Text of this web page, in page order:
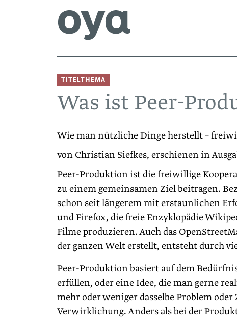
TITELTHEMA
Was ist Peer-
Wie man nützliche Dinge herstellt –
von Christian Siefkes, erschienen in
Peer-Produktion ist die freiwillige
zu einem gemeinsamen Ziel beitragen.
schon seit längerem mit erstaunlichen
und Firefox, die freie Enzyklopädie
Filme produzieren. Auch das
der ganzen Welt erstellt, entsteht durch
Peer-Produktion basiert auf dem
erfüllen, oder eine Idee, die man gerne
mehr oder weniger dasselbe Problem
Verwirklichung. Anders als bei der